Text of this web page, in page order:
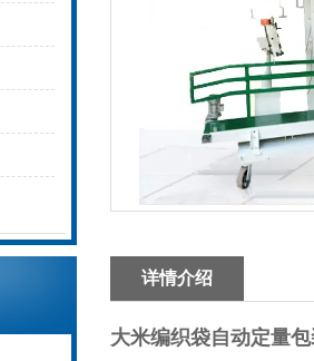
详情介绍
大米编织袋自动定量